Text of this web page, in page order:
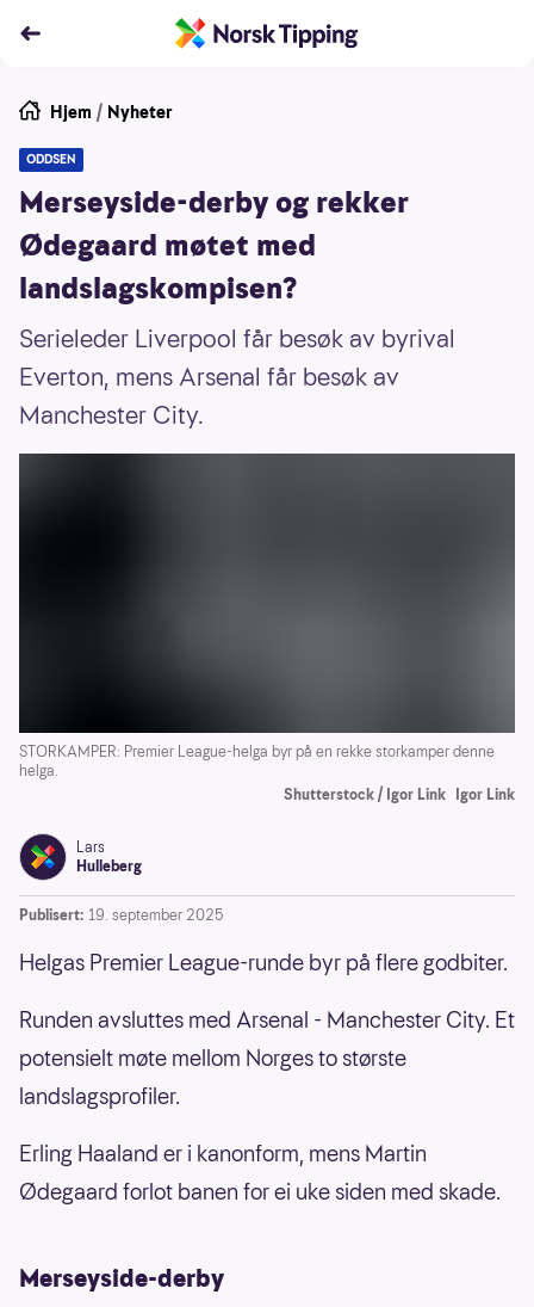
Hjem / Nyheter
ODDSEN
Merseyside-derby og rekker
Ødegaard møtet med
landslagskompisen?
Serieleder Liverpool får besøk av byrival
Everton, mens Arsenal får besøk av
Manchester City.
STORKAMPER: Premier League-helga byr på en rekke storkamper denne
helga.
Shutterstock / Igor Link Igor Link
Lars
Hulleberg
Publisert: 19. september 2025
Helgas Premier League-runde byr på flere godbiter.
Runden avsluttes med Arsenal - Manchester City. Et
potensielt møte mellom Norges to største
landslagsprofiler.
Erling Haaland er i kanonform, mens Martin
Ødegaard forlot banen for ei uke siden med skade.
Merseyside-derby